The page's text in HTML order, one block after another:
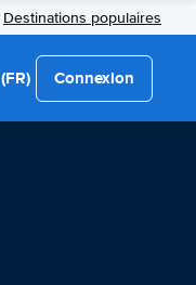
Destinations populaires
(FR) Connexion